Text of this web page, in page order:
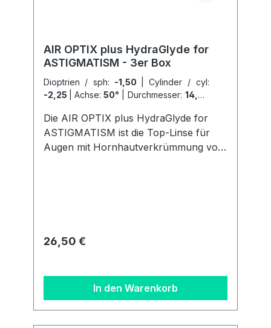
AIR OPTIX plus HydraGlyde for
ASTIGMATISM - 3er Box
Dioptrien / sph: -1,50
Cylinder / cyl:
-2,25
Achse: 50° Durchmesser: 14,50
8,7
Die AIR OPTIX plus HydraGlyde for
ASTIGMATISM ist die Top-Linse für
Augen mit Hornhautverkrümmung von
Sauerstoffdurchlässigkeit: 110 Dk/t
lieferbare Werte: -10,00 dpt bis +6,00
Schutz: nein Handlingstint: ja Diese
Linse von Alcon ist DIE Spitzenlinse für
anspruchsvolle Kontaktlinsenträger. Mit
Regulärer Preis:
26,50 €
In den Warenkorb